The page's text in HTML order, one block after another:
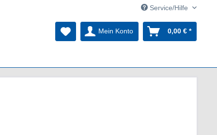
Service/Hilfe
Mein Konto 0,00 € *